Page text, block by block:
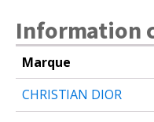
Information
Marque
CHRISTIAN DIOR